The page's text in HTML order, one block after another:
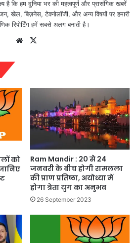
है कि हम दुनिया भर की महत्वपूर्ण और प्रासंगिक खबरें
खेल, बिज़नेस, टेक्नोलॉजी, और अन्य विषयों पर हमारी
रिपोर्टिंग हमें सबसे अलग बनाती है।
Website
को
Ram Mandir : 20 से 24
जनवरी के बीच होगी रामलला
की प्राण प्रतिष्ठा, अयोध्या में
होगा त्रेता युग का अनुभव
26 September 2023